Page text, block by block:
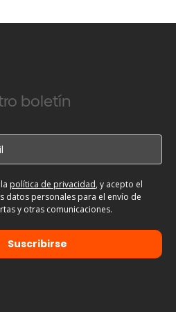
boletín
política de privacidad, y acepto el
datos personales para el envío de
y otras comunicaciones.
Suscribirse